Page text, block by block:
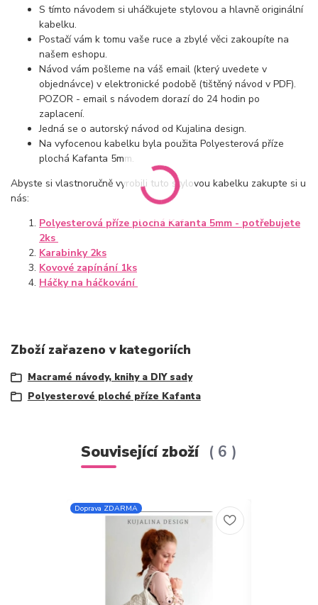
S tímto návodem si uháčkujete stylovou a hlavně originální
kabelku.
Postačí vám k tomu vaše ruce a zbylé věci zakoupíte na
našem eshopu.
Návod vám pošleme na váš email (který uvedete v
objednávce) v elektronické podobě (tištěný návod v PDF).
POZOR - email s návodem dorazí do 24 hodin po
zaplacení.
Jedná se o autorský návod od Kujalina design.
Na vyfocenou kabelku byla použita Polyesterová příze
plochá Kafanta 5mm.
Abyste si vlastnoručně vyrobili tuto stylovou kabelku zakupte si u
nás:
Polyesterová příze plochá Kafanta 5mm - potřebujete
2ks
Karabinky 2ks
Kovové zapínání 1ks
Háčky na háčkování
Zboží zařazeno v kategoriích
Macramé návody, knihy a DIY sady
Polyesterové ploché příze Kafanta
Související zboží 6
Doprava ZDARMA